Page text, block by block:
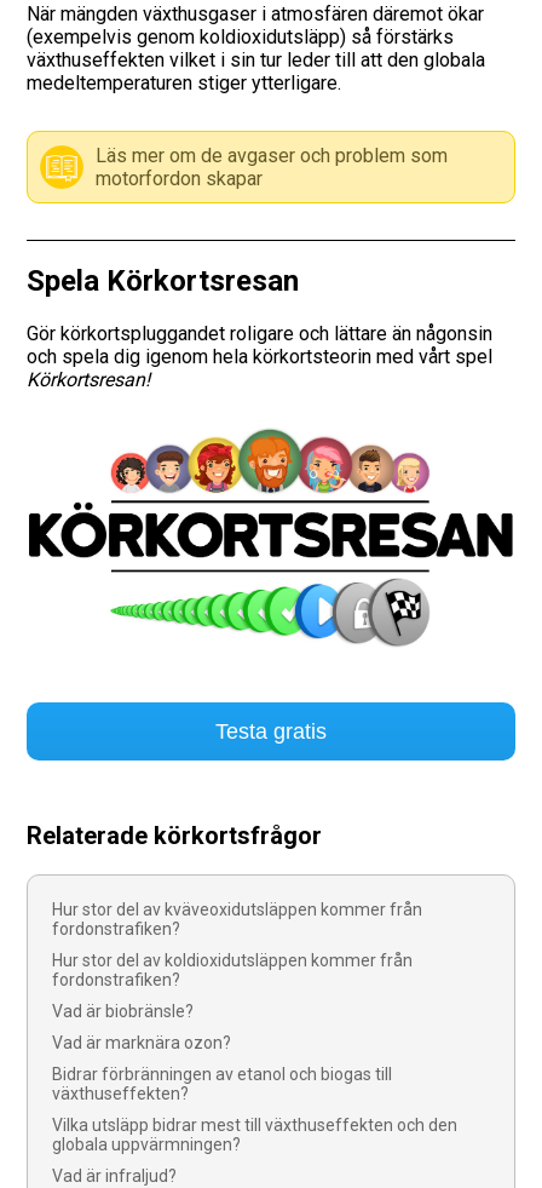
Hitta trafikskola
Presentkort
Language
När mängden växthusgaser i atmosfären däremot ökar
(exempelvis genom koldioxidutsläpp) så förstärks
växthuseffekten vilket i sin tur leder till att den globala
medeltemperaturen stiger ytterligare.
Läs mer om de avgaser och problem som
motorfordon skapar
Spela Körkortsresan
Gör körkortspluggandet roligare och lättare än någonsin
och spela dig igenom hela körkortsteorin med vårt spel
Körkortsresan!
Testa gratis
Relaterade körkortsfrågor
Hur stor del av kväveoxidutsläppen kommer från
fordonstrafiken?
Hur stor del av koldioxidutsläppen kommer från
fordonstrafiken?
Vad är biobränsle?
Vad är marknära ozon?
Bidrar förbränningen av etanol och biogas till
växthuseffekten?
Vilka utsläpp bidrar mest till växthuseffekten och den
globala uppvärmningen?
Vad är infraljud?